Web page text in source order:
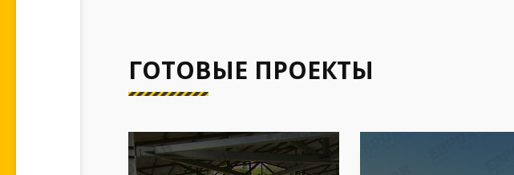
ГОТОВЫЕ ПРОЕКТЫ